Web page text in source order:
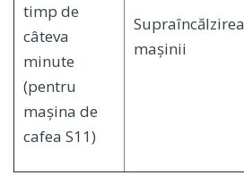
timp de
câteva
minute
(pentru
mașina de
cafea S11)
Supraîncălzirea
mașinii